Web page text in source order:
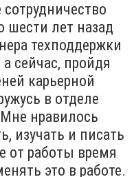
шести лет назад
техподдержки
сейчас, пройдя
карьерной
в отделе
нравилось
изучать и писать
от работы время
это в работе.